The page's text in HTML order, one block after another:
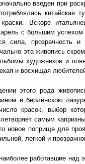
введен при
Вскоре
с большим
сила, прозрачность и
эта живопись
художников и
и восхищая
этого рода
и берлинскою
красок, выбор
самым
новое поприще для
легкой и
работавшие над